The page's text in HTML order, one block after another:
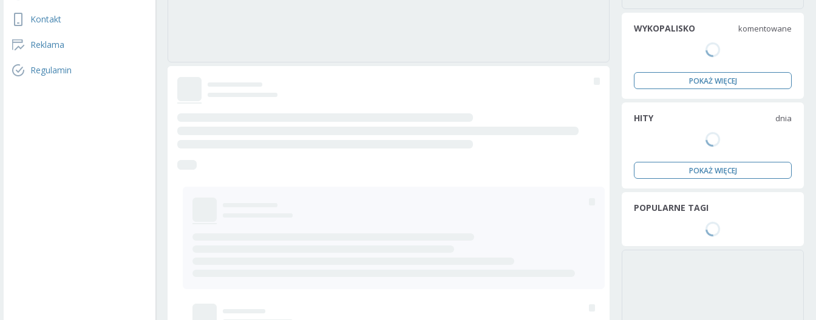
Kontakt
Reklama
Regulamin
WYKOPALISKO komentowane
POKAŻ WIĘCEJ
HITY dnia
POKAŻ WIĘCEJ
POPULARNE TAGI